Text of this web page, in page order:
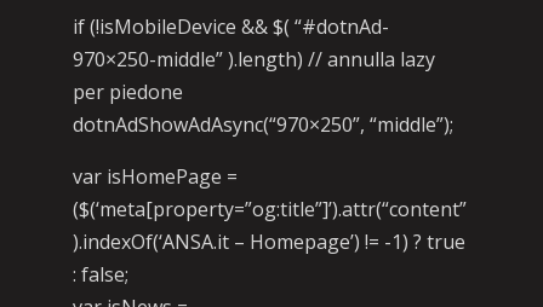
if (!isMobileDevice && $( “#dotnAd-
970×250-middle” ).length) // annulla lazy
per piedone
dotnAdShowAdAsync(“970×250”, “middle”);
var isHomePage =
($(‘meta[property=”og:title”]’).attr(“content”
).indexOf(‘ANSA.it – Homepage’) != -1) ? true
: false;